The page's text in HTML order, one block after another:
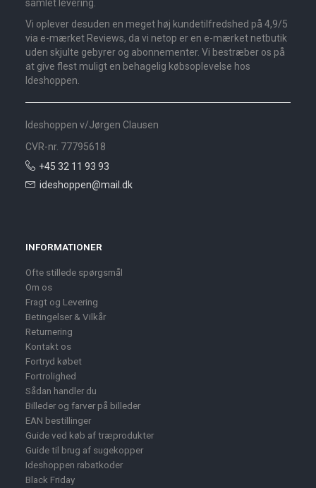
samlet levering.
Vi oplever desuden en meget høj kundetilfredshed på 4,9/5
via e-mærket Reviews, da vi netop er en e-mærket netbutik
uden skjulte gebyrer og abonnementer. Vi bestræber os på
at give flest muligt en behagelig købsoplevelse hos
Ideshoppen.
Ideshoppen v/Jørgen Clausen
CVR-nr. 77795618
+45 32 11 93 93
ideshoppen@mail.dk
INFORMATIONER
Ofte stillede spørgsmål
Om os
Fragt og Levering
Betingelser & Vilkår
Returnering
Kontakt os
Fortryd købet
Fortrolighed
Sådan handler du
Billeder og farver på billeder
EAN bestillinger
Guide ved køb af træprodukter
Guide til brug af sugekopper
Ideshoppen rabatkoder
Black Friday